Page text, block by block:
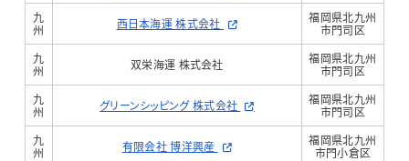
九
州
西日本海運 株式会社
福岡県北九州
市門司区
九
州
双栄海運 株式会社
福岡県北九州
市門司区
九
州
グリーンシッピング 株式会社
福岡県北九州
市門司区
九
州
有限会社 博洋興産
福岡県北九州
市門小倉区